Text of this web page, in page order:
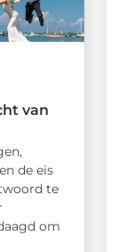
van
de eis
te
om